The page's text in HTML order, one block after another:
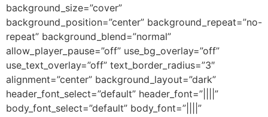
background_size=”cover”
background_position=”center” background_repeat=”no-
repeat” background_blend=”normal”
allow_player_pause=”off” use_bg_overlay=”off”
use_text_overlay=”off” text_border_radius=”3″
alignment=”center” background_layout=”dark”
header_font_select=”default” header_font=”||||”
body_font_select=”default” body_font=”||||”